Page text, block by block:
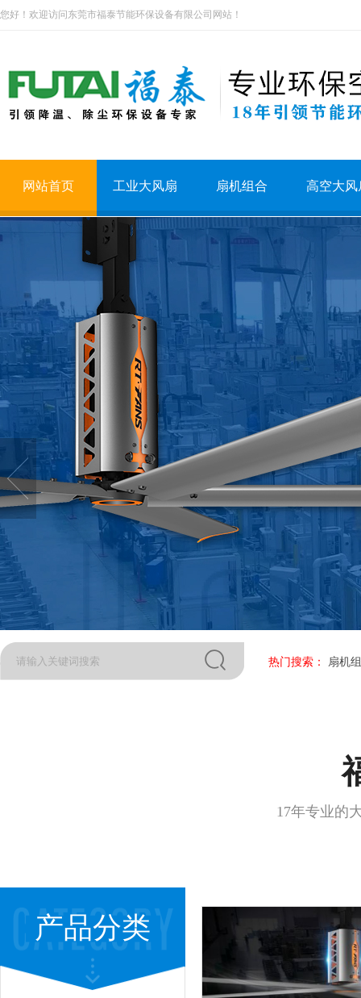
您好！欢迎访问东莞市福泰节能环保设备有限公司网站！
网站首页 工业大风扇 扇机组合 高空大风
热门搜索： 扇机
17年专业的
产品分类